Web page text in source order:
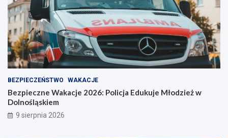
BEZPIECZEŃSTWO WAKACJE
Bezpieczne Wakacje 2026: Policja Edukuje Młodzież w
Dolnośląskiem
9 sierpnia 2026